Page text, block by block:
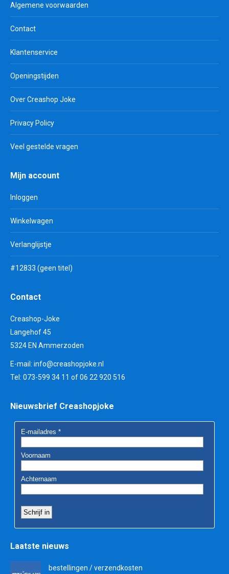
Algemene voorwaarden
Contact
Klantenservice
Openingstijden
Over Creashop Joke
Privacy Policy
Veel gestelde vragen
Mijn account
Inloggen
Winkelwagen
Verlanglijstje
#12833 (geen titel)
Contact
Creashop-Joke
Langehof 45
5324 EN Ammerzoden
E-mail: info@creashopjoke.nl
Tel: 073-599 34 11 of 06 22 920 516
Nieuwsbrief Creashopjoke
Laatste nieuws
bestellingen / verzendkosten